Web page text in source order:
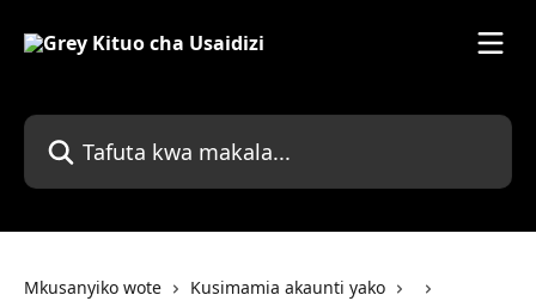
Tafuta kwa makala...
Mkusanyiko wote
Kusimamia akaunti yako